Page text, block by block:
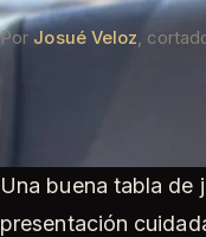
PorJosué Veloz,
Una buena tabla de
presentación